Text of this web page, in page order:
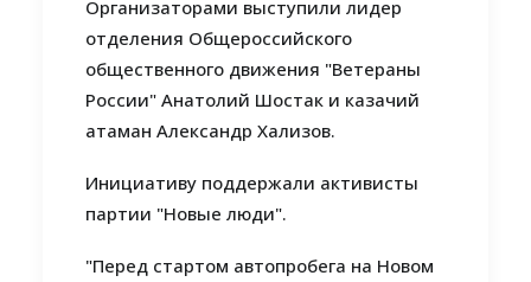
Организаторами выступили лидер
отделения Общероссийского
общественного движения "Ветераны
России" Анатолий Шостак и казачий
атаман Александр Хализов.
Инициативу поддержали активисты
партии "Новые люди".
"Перед стартом автопробега на Новом